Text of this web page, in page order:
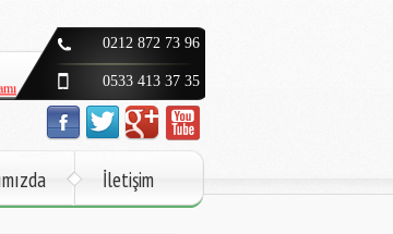
0212 872 73 96
0533 413 37 35
İletişim